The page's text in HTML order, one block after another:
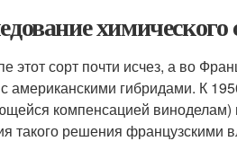
этот сорт почти исчез, а во
американскими гибридами. К
компенсацией виноделам)
такого решения французскими